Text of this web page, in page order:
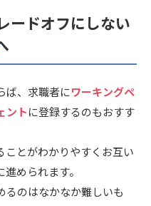
ードオフにしない
ば、求職者にワーキングペ
ントに登録するのもおすす
ことがわかりやすくお互い
められます。
るのはなかなか難しいも